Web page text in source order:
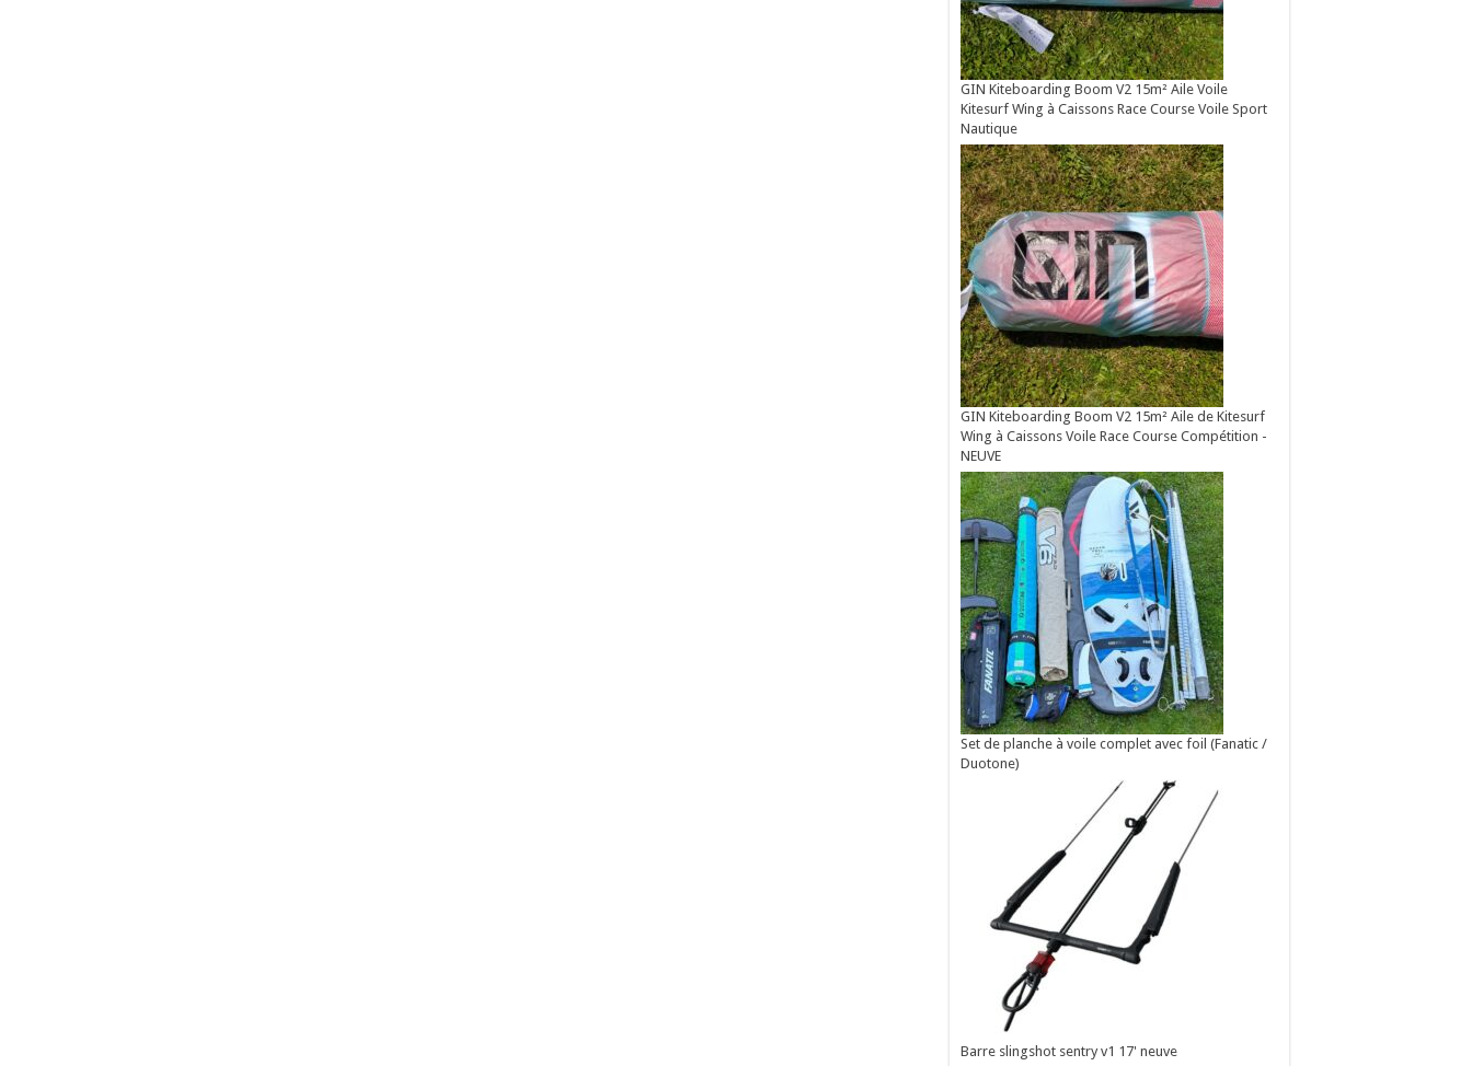
GIN Kiteboarding Boom V2 15m² Aile Voile
Kitesurf Wing à Caissons Race Course Voile Sport
Nautique
GIN Kiteboarding Boom V2 15m² Aile de Kitesurf
Wing à Caissons Voile Race Course Compétition -
NEUVE
Set de planche à voile complet avec foil (Fanatic /
Duotone)
Barre slingshot sentry v1 17' neuve